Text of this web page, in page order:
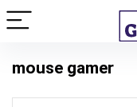
mouse gamer